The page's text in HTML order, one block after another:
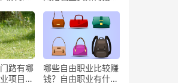
路有哪
项目推
哪些自由职业比较赚
钱？自由职业有什么